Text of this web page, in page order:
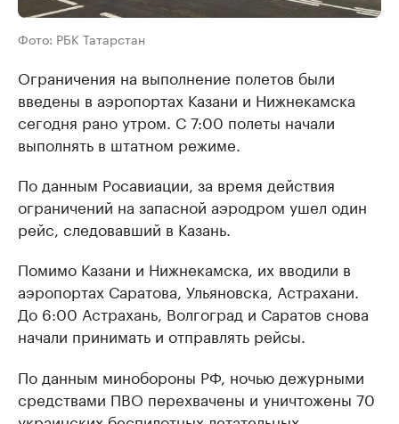
Фото: РБК Татарстан
Ограничения на выполнение полетов были
введены в аэропортах Казани и Нижнекамска
сегодня рано утром. С 7:00 полеты начали
выполнять в штатном режиме.
По данным Росавиации, за время действия
ограничений на запасной аэродром ушел один
рейс, следовавший в Казань.
Помимо Казани и Нижнекамска, их вводили в
аэропортах Саратова, Ульяновска, Астрахани.
До 6:00 Астрахань, Волгоград и Саратов снова
начали принимать и отправлять рейсы.
По данным минобороны РФ, ночью дежурными
средствами ПВО перехвачены и уничтожены 70